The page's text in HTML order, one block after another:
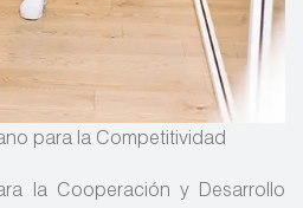
para la Competitividad
la Cooperación y Desarrollo